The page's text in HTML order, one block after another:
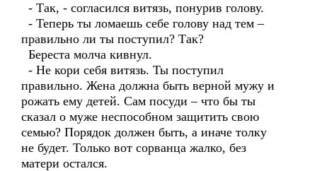
- Так, - согласился витязь, понурив голову.
- Теперь ты ломаешь себе голову над тем –
правильно ли ты поступил? Так?
Береста молча кивнул.
- Не кори себя витязь. Ты поступил
правильно. Жена должна быть верной мужу и
рожать ему детей. Сам посуди – что бы ты
сказал о муже неспособном защитить свою
семью? Порядок должен быть, а иначе толку
не будет. Только вот сорванца жалко, без
матери остался.